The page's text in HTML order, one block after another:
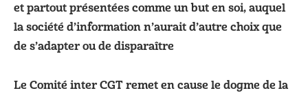
et partout présentées comme un but en soi, auquel
la société d’information n’aurait d’autre choix que
de s’adapter ou de disparaître
Le Comité inter CGT remet en cause le dogme de la